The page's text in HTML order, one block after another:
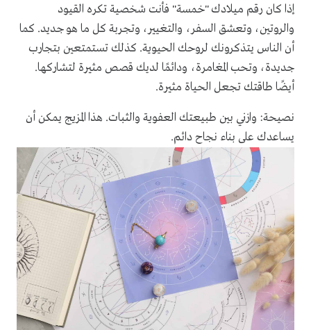
إذا كان رقم ميلادك "خمسة" فأنت شخصية تكره القيود
والروتين، وتعشق السفر، والتغيير، وتجربة كل ما هو جديد. كما
أن الناس يتذكرونك لروحك الحيوية. كذلك تستمتعين بتجارب
جديدة، وتحب المغامرة، ودائمًا لديك قصص مثيرة لتشاركها.
أيضًا طاقتك تجعل الحياة مثيرة.
نصيحة: وازني بين طبيعتك العفوية والثبات. هذا المزيج يمكن أن
يساعدك على بناء نجاح دائم.